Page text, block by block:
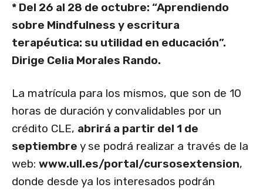
* Del 26 al 28 de octubre: “Aprendiendo
sobre Mindfulness y escritura
terapéutica: su utilidad en educación”.
Dirige Celia Morales Rando.
La matrícula para los mismos, que son de 10
horas de duración y convalidables por un
crédito CLE, abrirá a partir del 1 de
septiembre y se podrá realizar a través de la
web: www.ull.es/portal/cursosextension,
donde desde ya los interesados podrán